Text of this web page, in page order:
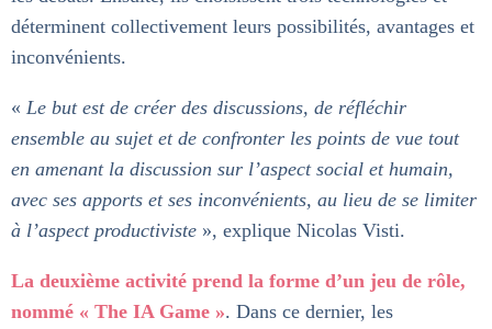
déterminent collectivement leurs possibilités, avantages et
inconvénients.
« Le but est de créer des discussions, de réfléchir
ensemble au sujet et de confronter les points de vue tout
en amenant la discussion sur l’aspect social et humain,
avec ses apports et ses inconvénients, au lieu de se limiter
à l’aspect productiviste », explique Nicolas Visti.
La deuxième activité prend la forme d’un jeu de rôle,
nommé « The IA Game ». Dans ce dernier, les